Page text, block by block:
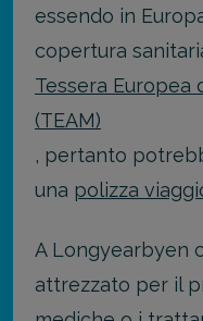
essendo in
copertura
Tessera Europea
(TEAM)
, pertanto
una polizza
A Longyearbyen
attrezzato per il